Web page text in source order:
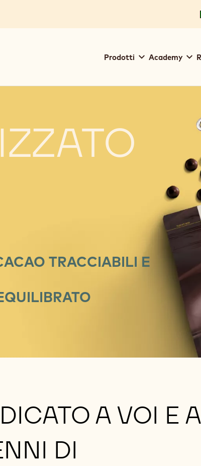
navigation
Prodotti Academy
TRACCIABILI E
A VOI E
DI